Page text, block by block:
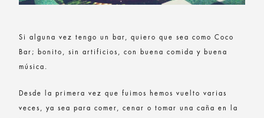
Si alguna vez tengo un bar, quiero que sea como Coco
Bar; bonito, sin artificios, con buena comida y buena
música.
Desde la primera vez que fuimos hemos vuelto varias
veces, ya sea para comer, cenar o tomar una caña en la